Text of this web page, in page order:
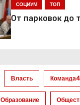
СОЦИУМ ТОП
От парковок до
Власть
Образование